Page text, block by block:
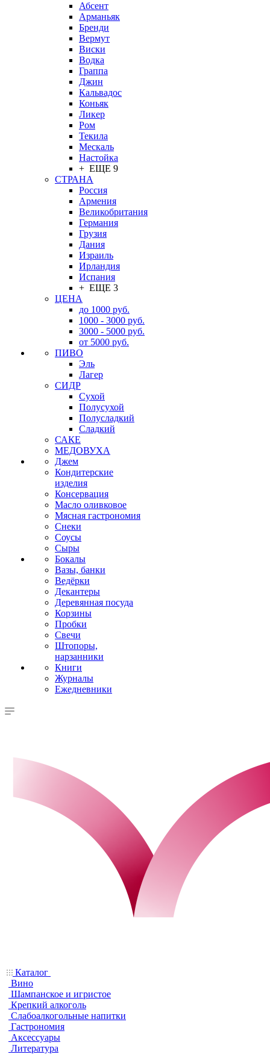
Абсент
Арманьяк
Бренди
Вермут
Виски
Водка
Граппа
Джин
Кальвадос
Коньяк
Ликер
Ром
Текила
Мескаль
Настойка
+ ЕЩЕ 9
СТРАНА
Россия
Армения
Великобритания
Германия
Грузия
Дания
Израиль
Ирландия
Испания
+ ЕЩЕ 3
ЦЕНА
до 1000 руб.
1000 - 3000 руб.
3000 - 5000 руб.
от 5000 руб.
ПИВО
Эль
Лагер
СИДР
Сухой
Полусухой
Полусладкий
Сладкий
САКЕ
МЕДОВУХА
Джем
Кондитерские
изделия
Консервация
Масло оливковое
Мясная гастрономия
Снеки
Соусы
Сыры
Бокалы
Вазы, банки
Ведёрки
Декантеры
Деревянная посуда
Корзины
Пробки
Свечи
Штопоры,
нарзанники
Книги
Журналы
Ежедневники
Каталог
Вино
Шампанское и игристое
Крепкий алкоголь
Слабоалкогольные напитки
Гастрономия
Аксессуары
Литература